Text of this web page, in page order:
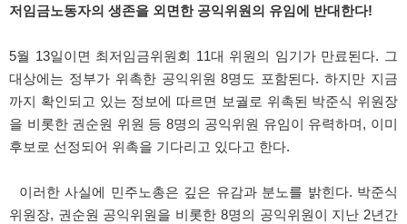
저임금노동자의 생존을 외면한 공익위원의 유임에 반대한다!
5월 13일이면 최저임금위원회 11대 위원의 임기가 만료된다. 그
대상에는 정부가 위촉한 공익위원 8명도 포함된다. 하지만 지금
까지 확인되고 있는 정보에 따르면 보궐로 위촉된 박준식 위원장
을 비롯한 권순원 위원 등 8명의 공익위원 유임이 유력하며, 이미
후보로 선정되어 위촉을 기다리고 있다고 한다.
이러한 사실에 민주노총은 깊은 유감과 분노를 밝힌다. 박준식
위원장, 권순원 공익위원을 비롯한 8명의 공익위원이 지난 2년간